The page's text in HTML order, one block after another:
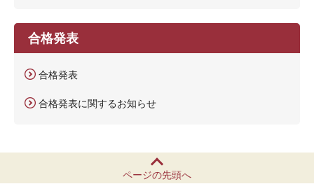
合格発表
合格発表
合格発表に関するお知らせ
ページの先頭へ